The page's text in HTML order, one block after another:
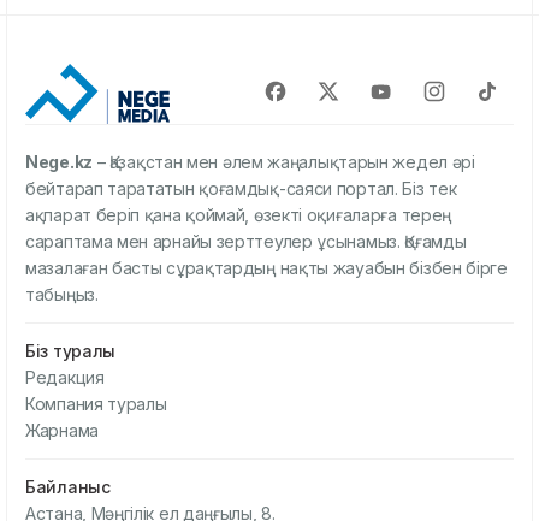
Nege.kz – Қазақстан мен әлем жаңалықтарын жедел әрі
бейтарап тарататын қоғамдық-саяси портал. Біз тек
ақпарат беріп қана қоймай, өзекті оқиғаларға терең
сараптама мен арнайы зерттеулер ұсынамыз. Қоғамды
мазалаған басты сұрақтардың нақты жауабын бізбен бірге
табыңыз.
Біз туралы
Редакция
Компания туралы
Жарнама
Байланыс
Астана, Мәңгілік ел даңғылы, 8.